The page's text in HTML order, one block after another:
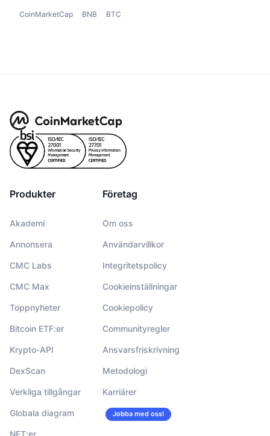
CoinMarketCap BNB BTC
Produkter
Akademi
Annonsera
CMC Labs
CMC Max
Toppnyheter
Bitcoin ETF:er
Krypto-API
DexScan
Verkliga tillgångar
Globala diagram
NFT:er
Företag
Om oss
Användarvillkor
Integritetspolicy
Cookieinställningar
Cookiepolicy
Communityregler
Ansvarsfriskrivning
Metodologi
Karriärer
Jobba med oss!